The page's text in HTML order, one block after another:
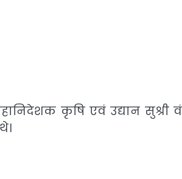
कृषि एवं उद्यान सुश्री